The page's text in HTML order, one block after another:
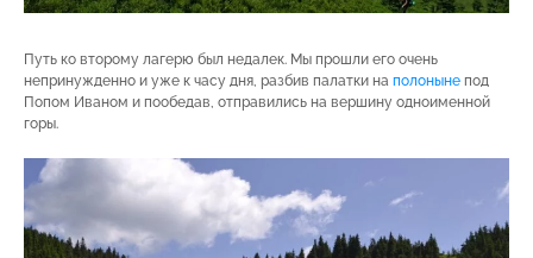
Путь ко второму лагерю был недалек. Мы прошли его очень
непринужденно и уже к часу дня, разбив палатки на полоныне под
Попом Иваном и пообедав, отправились на вершину одноименной
горы.